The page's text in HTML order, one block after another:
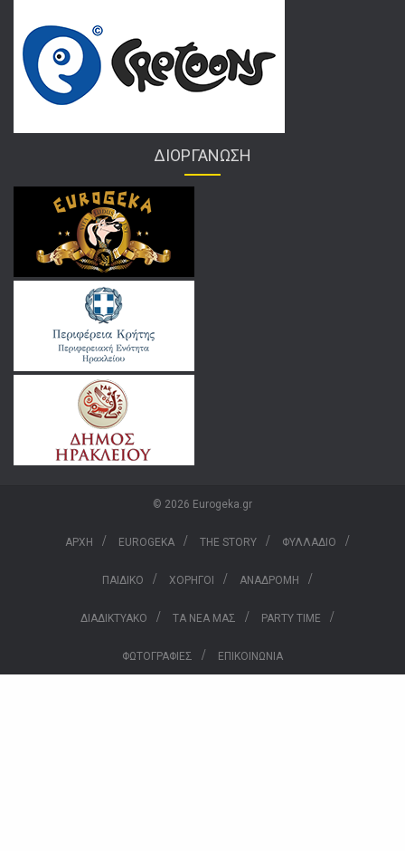
ΔΙΟΡΓΑΝΩΣΗ
© 2026 Eurogeka.gr
ΑΡΧΗ / EUROGEKA / THE STORY / ΦΥΛΛΑΔΙΟ /
ΠΑΙΔΙΚΟ / ΧΟΡΗΓΟΙ / ΑΝΑΔΡΟΜΗ /
ΔΙΑΔΙΚΤΥΑΚΟ / ΤΑ ΝΕΑ ΜΑΣ / PARTY TIME /
ΦΩΤΟΓΡΑΦΙΕΣ / ΕΠΙΚΟΙΝΩΝΙΑ